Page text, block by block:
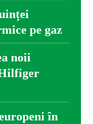
pe gaz
noii
în